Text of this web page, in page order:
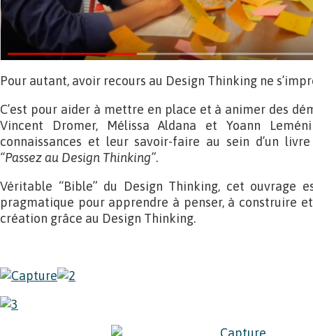
Pour autant, avoir recours au Design Thinking ne
C’est pour aider à mettre en place et à animer des
Vincent Dromer, Mélissa Aldana et Yoann
connaissances et leur savoir-faire au sein d’un
“Passez au Design Thinking”.
Véritable “Bible” du Design Thinking, cet ouvrage
pragmatique pour apprendre à penser, à construire
création grâce au Design Thinking.